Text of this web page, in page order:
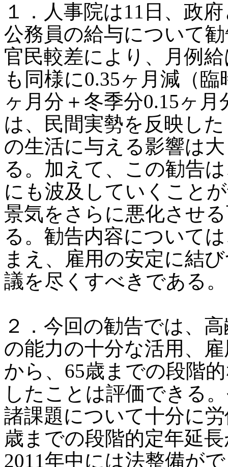
１．人事院は11日、政
公務員の給与について
官民較差により、月例
も同様に0.35ヶ月減（
ヶ月分＋冬季分0.15ヶ
は、民間実勢を反映し
の生活に与える影響は
る。加えて、この勧告
にも波及していくこと
景気をさらに悪化させ
る。勧告内容について
まえ、雇用の安定に結
議を尽くすべきである。
２．今回の勧告では、
の能力の十分な活用、
から、65歳までの段階
したことは評価できる
諸課題について十分に
歳までの段階的定年延
2011年中には法整備が